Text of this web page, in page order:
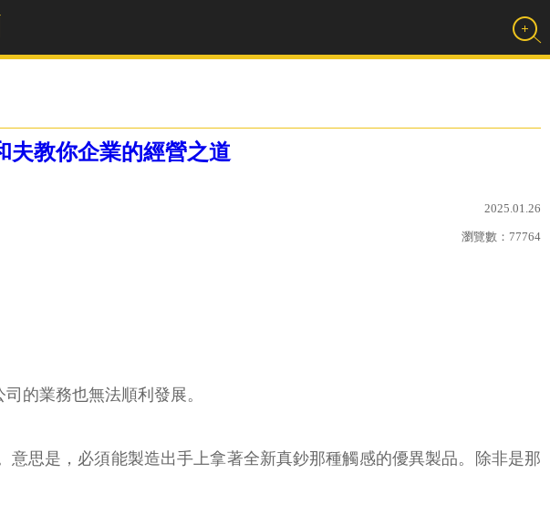
夫教你企業的經營之道
2025.01.26
瀏覽數： 77764
的業務也無法順利發展。
思是，必須能製造出手上拿著全新真鈔那種觸感的優異製品。除非是那